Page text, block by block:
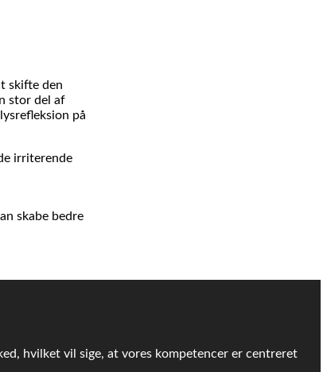
skifte den
stor del af
på
irriterende
skabe bedre
hvilket vil sige, at vores kompetencer er centreret